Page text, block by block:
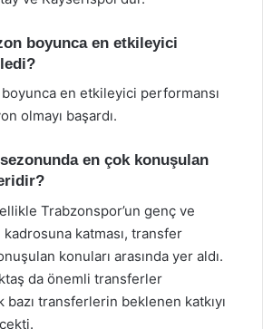
boyunca en etkileyici
en etkileyici performansı
olmayı başardı.
en çok konuşulan
Trabzonspor’un genç ve
katması, transfer
konuları arasında yer aldı.
da önemli transferler
transferlerin beklenen katkıyı